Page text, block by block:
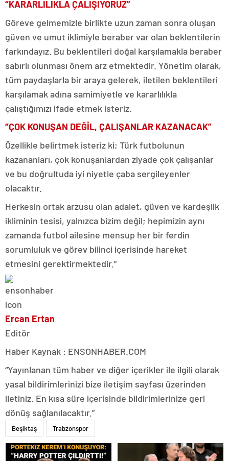
“KARARLILIKLA ÇALIŞIYORUZ”
Göreve gelmemizle birlikte uzun zaman sonra oluşan
güven ve umut iklimiyle beraber var olan beklentilerin
farkındayız. Bu beklentileri doğal karşılamakla beraber
sabırlı olunması önem arz etmektedir. Yönetim olarak,
tüm paydaşlarla bir araya gelerek, iletilen beklentileri
karşılamak adına samimiyetle ve kararlılıkla
çalıştığımızı ifade etmek isteriz.
“ÇOK KONUŞAN DEĞİL, ÇALIŞANLAR KAZANACAK”
Özellikle belirtmek isteriz ki; Türk futbolunun
kazananları, çok konuşanlardan ziyade çok çalışanlar
ve bu doğrultuda iyi niyetle çaba sergileyenler
olacaktır.
Herkesin ortak arzusu olan adalet, güven ve kardeşlik
ikliminin tesisi, yalnızca bizim değil; hepimizin aynı
zamanda futbol ailesine mensup her bir ferdin
sorumluluk ve görev bilinci içerisinde hareket
etmesini gerektirmektedir.”
Ercan Ertan
Editör
Haber Kaynak : ENSONHABER.COM
“Yayınlanan tüm haber ve diğer içerikler ile ilgili olarak
yasal bildirimlerinizi bize iletişim sayfası üzerinden
iletiniz. En kısa süre içerisinde bildirimlerinize geri
dönüş sağlanılacaktır.”
Beşiktaş Trabzonspor